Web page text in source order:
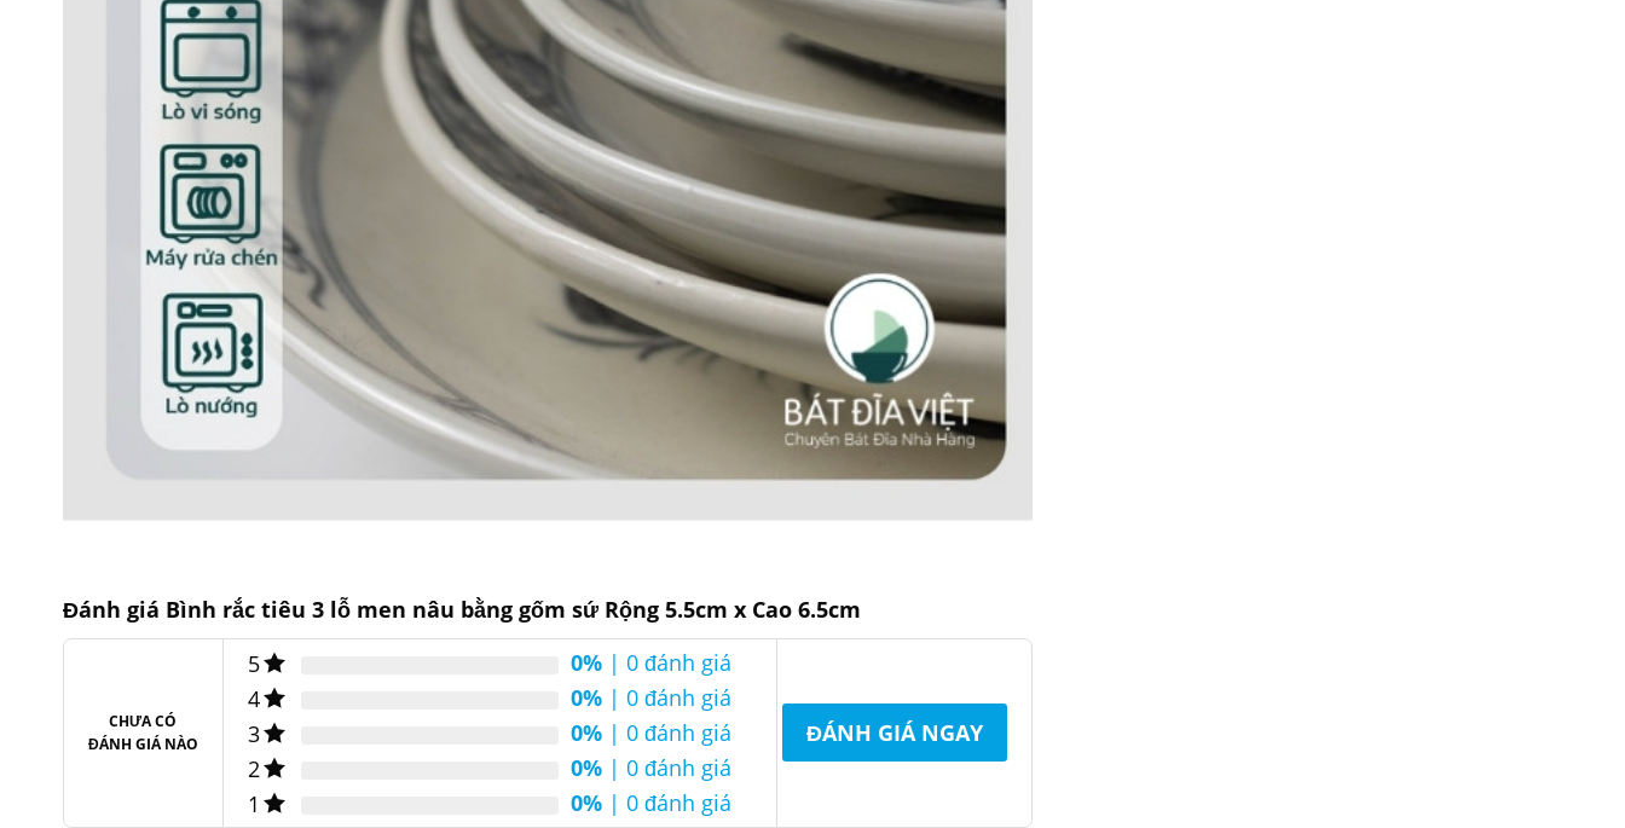
Tràng, đảm bảo có đầy đủ những ưu điểm và đặc tính vượt trội.
Sản phẩm trải qua công đoạn nung ở nhiệt độ cao 1200 độ C, đảm bảo độ chắc chắn, không lo
sứt mẻ khi va chạm, cũng như loại bỏ được hết các chất độc hại như chì hay các oxit kim loại
nặng, an toàn sức khỏe người sử dụng.
Đánh giá Bình rắc tiêu 3 lỗ men nâu bằng gốm sứ Rộng 5.5cm x Cao 6.5cm
CHƯA CÓ
ĐÁNH GIÁ NÀO
5 0%| 0 đánh giá
4
0%| 0 đánh giá
3
0%| 0 đánh giá
2
0%| 0 đánh giá
1
0%| 0 đánh giá
ĐÁNH GIÁ NGAY